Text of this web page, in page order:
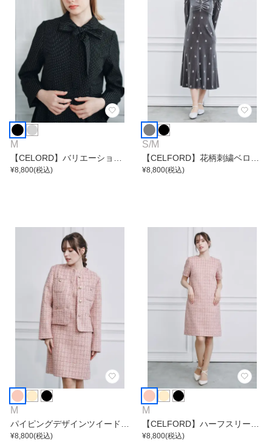
M
【CELORD】バリエーション
リボンショートジャケット
¥8,800(税込)
S/M
【CELFORD】花柄刺繍ベロア
ワンピース
¥8,800(税込)
M
パイピングデザインツイードジ
ャケット
¥8,800(税込)
M
【CELFORD】ハーフスリーブ
ツイードミニワンピース
¥8,800(税込)